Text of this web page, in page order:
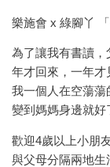
樂施會 x 綠腳丫
為了讓我有書讀，
年才回來，一年
我一個人在空蕩
變到媽媽身邊就好
歡迎4歲以上小朋
與父母分隔兩地生